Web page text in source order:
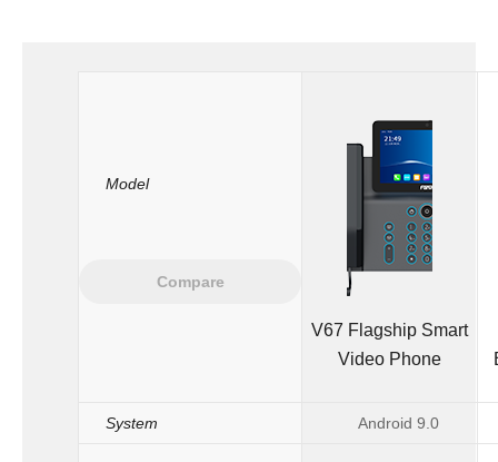
Model
Compare
V67 Flagship Smart
Video Phone
System Android 9.0